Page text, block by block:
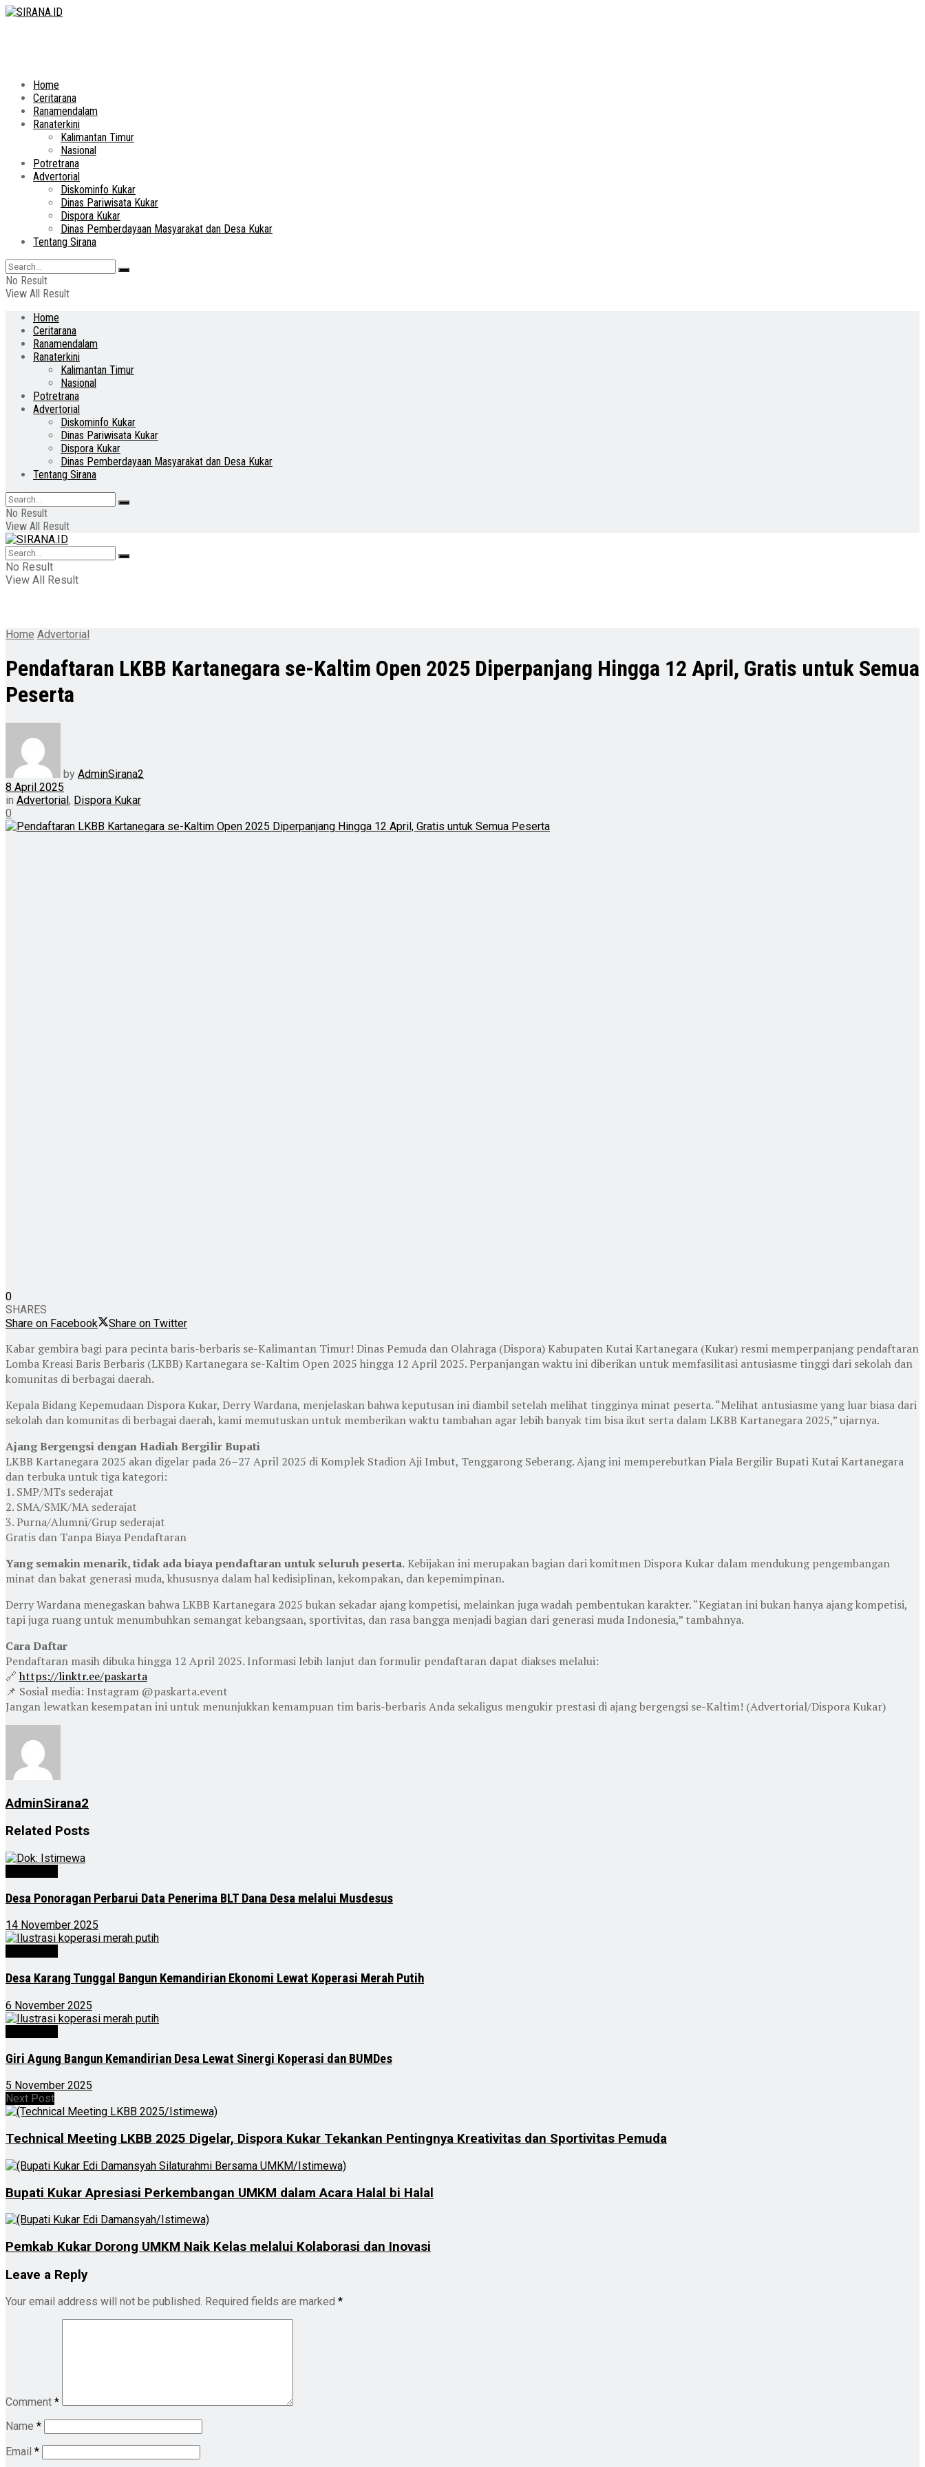
Home
Ceritarana
Ranamendalam
Ranaterkini
Kalimantan Timur
Nasional
Potretrana
Advertorial
Diskominfo Kukar
Dinas Pariwisata Kukar
Dispora Kukar
Dinas Pemberdayaan Masyarakat dan Desa Kukar
Tentang Sirana
No Result
View All Result
Home
Ceritarana
Ranamendalam
Ranaterkini
Kalimantan Timur
Nasional
Potretrana
Advertorial
Diskominfo Kukar
Dinas Pariwisata Kukar
Dispora Kukar
Dinas Pemberdayaan Masyarakat dan Desa Kukar
Tentang Sirana
No Result
View All Result
No Result
View All Result
Home Advertorial
Pendaftaran LKBB Kartanegara se-Kaltim Open 2025 Diperpanjang Hingga 12 April, Gratis untuk Semua
Peserta
by AdminSirana2
8 April 2025
in Advertorial, Dispora Kukar
0
0
SHARES
Share on Facebook
Share on Twitter
Kabar gembira bagi para pecinta baris-berbaris se-Kalimantan Timur! Dinas Pemuda dan Olahraga (Dispora) Kabupaten Kutai Kartanegara (Kukar) resmi memperpanjang pendaftaran
Lomba Kreasi Baris Berbaris (LKBB) Kartanegara se-Kaltim Open 2025 hingga 12 April 2025. Perpanjangan waktu ini diberikan untuk memfasilitasi antusiasme tinggi dari sekolah dan
komunitas di berbagai daerah.
Kepala Bidang Kepemudaan Dispora Kukar, Derry Wardana, menjelaskan bahwa keputusan ini diambil setelah melihat tingginya minat peserta. “Melihat antusiasme yang luar biasa dari
sekolah dan komunitas di berbagai daerah, kami memutuskan untuk memberikan waktu tambahan agar lebih banyak tim bisa ikut serta dalam LKBB Kartanegara 2025,” ujarnya.
Ajang Bergengsi dengan Hadiah Bergilir Bupati
LKBB Kartanegara 2025 akan digelar pada 26–27 April 2025 di Komplek Stadion Aji Imbut, Tenggarong Seberang. Ajang ini memperebutkan Piala Bergilir Bupati Kutai Kartanegara
dan terbuka untuk tiga kategori:
1. SMP/MTs sederajat
2. SMA/SMK/MA sederajat
3. Purna/Alumni/Grup sederajat
Gratis dan Tanpa Biaya Pendaftaran
Yang semakin menarik, tidak ada biaya pendaftaran untuk seluruh peserta. Kebijakan ini merupakan bagian dari komitmen Dispora Kukar dalam mendukung pengembangan
minat dan bakat generasi muda, khususnya dalam hal kedisiplinan, kekompakan, dan kepemimpinan.
Derry Wardana menegaskan bahwa LKBB Kartanegara 2025 bukan sekadar ajang kompetisi, melainkan juga wadah pembentukan karakter. “Kegiatan ini bukan hanya ajang kompetisi,
tapi juga ruang untuk menumbuhkan semangat kebangsaan, sportivitas, dan rasa bangga menjadi bagian dari generasi muda Indonesia,” tambahnya.
Cara Daftar
Pendaftaran masih dibuka hingga 12 April 2025. Informasi lebih lanjut dan formulir pendaftaran dapat diakses melalui:
🔗 https://linktr.ee/paskarta
📌 Sosial media: Instagram @paskarta.event
Jangan lewatkan kesempatan ini untuk menunjukkan kemampuan tim baris-berbaris Anda sekaligus mengukir prestasi di ajang bergengsi se-Kaltim! (Advertorial/Dispora Kukar)
AdminSirana2
Related Posts
Desa Ponoragan Perbarui Data Penerima BLT Dana Desa melalui Musdesus
14 November 2025
Desa Karang Tunggal Bangun Kemandirian Ekonomi Lewat Koperasi Merah Putih
6 November 2025
Giri Agung Bangun Kemandirian Desa Lewat Sinergi Koperasi dan BUMDes
5 November 2025
Next Post
Technical Meeting LKBB 2025 Digelar, Dispora Kukar Tekankan Pentingnya Kreativitas dan Sportivitas Pemuda
Bupati Kukar Apresiasi Perkembangan UMKM dalam Acara Halal bi Halal
Pemkab Kukar Dorong UMKM Naik Kelas melalui Kolaborasi dan Inovasi
Leave a Reply
Your email address will not be published. Required fields are marked *
Comment *
Name *
Email *